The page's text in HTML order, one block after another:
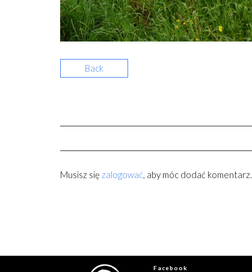
Back
Musisz się zalogować, aby móc dodać komentarz.
Facebook